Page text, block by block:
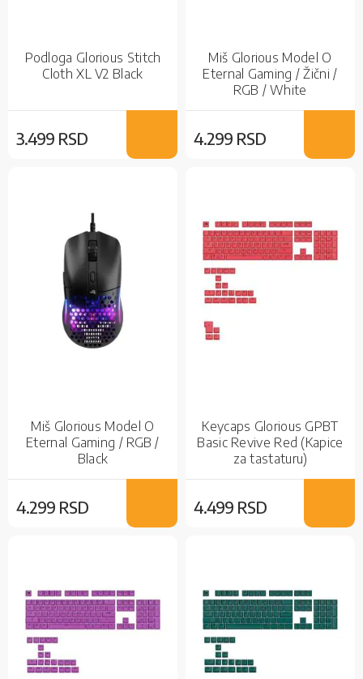
Podloga Glorious Stitch
Cloth XL V2 Black
3.499 RSD
Miš Glorious Model O
Eternal Gaming / Žični /
RGB / White
4.299 RSD
Miš Glorious Model O
Eternal Gaming / RGB /
Black
4.299 RSD
Keycaps Glorious GPBT
Basic Revive Red (Kapice
za tastaturu)
4.499 RSD